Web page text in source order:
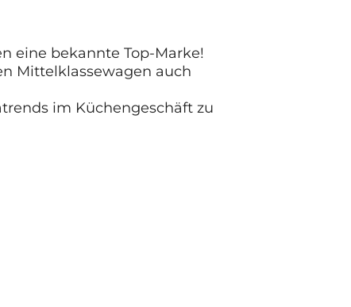
eine bekannte Top-Marke!
Mittelklassewagen auch
im Küchengeschäft zu